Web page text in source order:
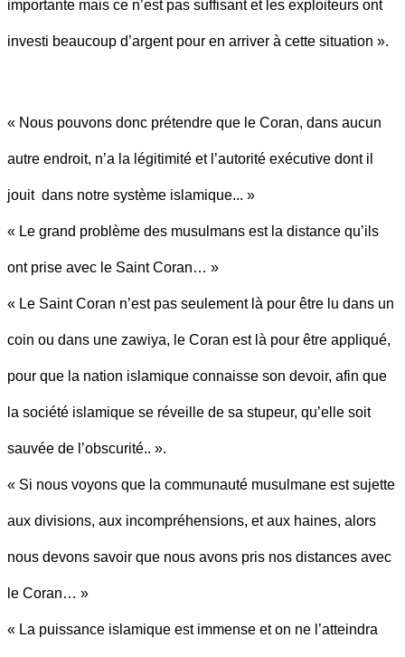
importante mais ce n’est pas suffisant et les exploiteurs ont
investi beaucoup d’argent pour en arriver à cette situation ».
« Nous pouvons donc prétendre que le Coran, dans aucun
autre endroit, n’a la légitimité et l’autorité exécutive dont il
jouit dans notre système islamique... »
« Le grand problème des musulmans est la distance qu’ils
ont prise avec le Saint Coran… »
« Le Saint Coran n’est pas seulement là pour être lu dans un
coin ou dans une zawiya, le Coran est là pour être appliqué,
pour que la nation islamique connaisse son devoir, afin que
la société islamique se réveille de sa stupeur, qu’elle soit
sauvée de l’obscurité.. ».
« Si nous voyons que la communauté musulmane est sujette
aux divisions, aux incompréhensions, et aux haines, alors
nous devons savoir que nous avons pris nos distances avec
le Coran… »
« La puissance islamique est immense et on ne l’atteindra